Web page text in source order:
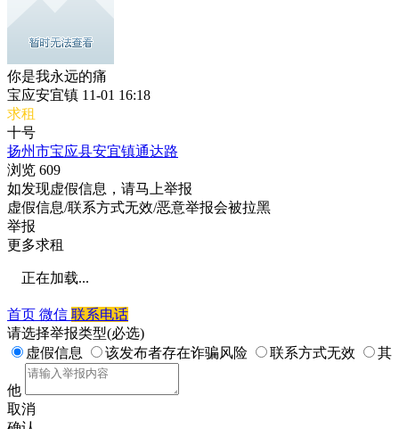
你是我永远的痛
宝应安宜镇 11-01 16:18
求租
十号
扬州市宝应县安宜镇通达路
浏览 609
如发现虚假信息，请马上举报
虚假信息/联系方式无效/恶意举报会被拉黑
举报
更多求租
正在加载...
首页 微信 联系电话
请选择举报类型(必选)
虚假信息
该发布者存在诈骗风险 联系方式无效 其
他
取消